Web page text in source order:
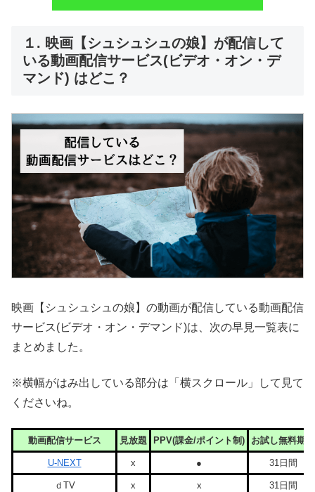
１. 映画【シュシュシュの娘】が配信して
いる動画配信サービス(ビデオ・オン・デ
マンド) はどこ？
映画【シュシュシュの娘】の動画が配信している動画配信
サービス(ビデオ・オン・デマンド)は、次の早見一覧表に
まとめました。
※横幅がはみ出している部分は「横スクロール」して見て
くださいね。
動画配信サービス 見放題 PPV(課金/ポイント制) お試し無料期間
U-NEXT x ● 31日間
ｄTV x x 31日間